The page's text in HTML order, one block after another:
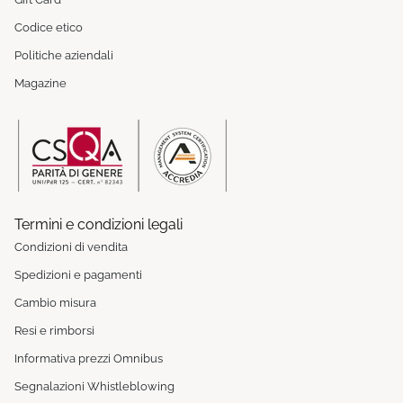
Codice etico
Politiche aziendali
Magazine
Termini e condizioni legali
Condizioni di vendita
Spedizioni e pagamenti
Cambio misura
Resi e rimborsi
Informativa prezzi Omnibus
Segnalazioni Whistleblowing